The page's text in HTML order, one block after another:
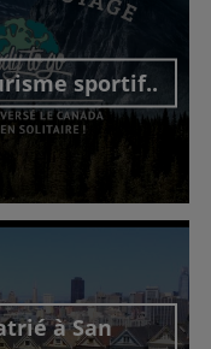
sportif..
à San